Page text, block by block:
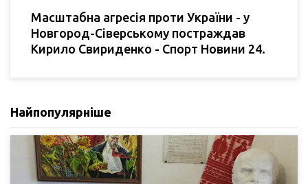
Масштабна агресія проти України - у
Новгород-Сіверському постраждав
Кирило Свириденко - Спорт Новини 24.
Найпопулярніше